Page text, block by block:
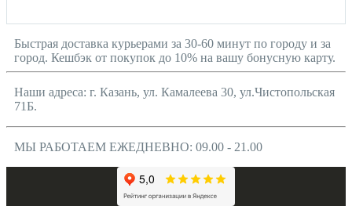
Быстрая доставка курьерами за 30-60 минут по городу и за
город. Кешбэк от покупок до 10% на вашу бонусную карту.
Наши адреса: г. Казань, ул. Камалеева 30, ул.Чистопольская
71Б.
МЫ РАБОТАЕМ ЕЖЕДНЕВНО: 09.00 - 21.00